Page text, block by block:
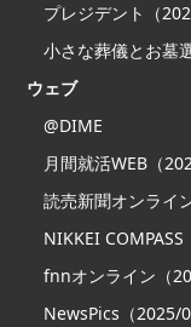
プレジデント（
小さな葬儀とお墓
ウェブ
@DIME
月間就活WEB（
読売新聞オンライ
NIKKEI COMPASS
fnnオンライン（
NewsPics（2025/